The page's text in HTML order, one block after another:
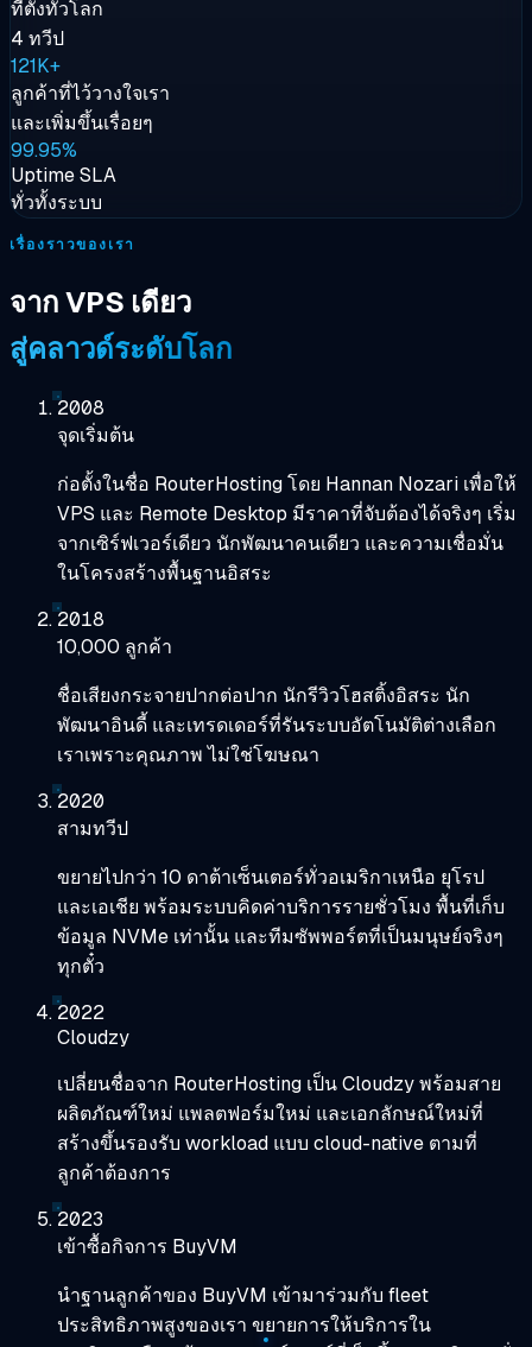
ที่ตั้งทั่วโลก
4 ทวีป
121K+
ลูกค้าที่ไว้วางใจเรา
และเพิ่มขึ้นเรื่อยๆ
99.95%
Uptime SLA
ทั่วทั้งระบบ
เรื่องราวของเรา
จาก VPS เดียว
สู่คลาวด์ระดับโลก
2008
จุดเริ่มต้น
ก่อตั้งในชื่อ RouterHosting โดย Hannan Nozari เพื่อให้
VPS และ Remote Desktop มีราคาที่จับต้องได้จริงๆ เริ่ม
จากเซิร์ฟเวอร์เดียว นักพัฒนาคนเดียว และความเชื่อมั่น
ในโครงสร้างพื้นฐานอิสระ
2018
10,000 ลูกค้า
ชื่อเสียงกระจายปากต่อปาก นักรีวิวโฮสติ้งอิสระ นัก
พัฒนาอินดี้ และเทรดเดอร์ที่รันระบบอัตโนมัติต่างเลือก
เราเพราะคุณภาพ ไม่ใช่โฆษณา
2020
สามทวีป
ขยายไปกว่า 10 ดาต้าเซ็นเตอร์ทั่วอเมริกาเหนือ ยุโรป
และเอเชีย พร้อมระบบคิดค่าบริการรายชั่วโมง พื้นที่เก็บ
ข้อมูล NVMe เท่านั้น และทีมซัพพอร์ตที่เป็นมนุษย์จริงๆ
ทุกตั๋ว
2022
Cloudzy
เปลี่ยนชื่อจาก RouterHosting เป็น Cloudzy พร้อมสาย
ผลิตภัณฑ์ใหม่ แพลตฟอร์มใหม่ และเอกลักษณ์ใหม่ที่
สร้างขึ้นรองรับ workload แบบ cloud-native ตามที่
ลูกค้าต้องการ
2023
เข้าซื้อกิจการ BuyVM
นำฐานลูกค้าของ BuyVM เข้ามาร่วมกับ fleet
ประสิทธิภาพสูงของเรา ขยายการให้บริการใน